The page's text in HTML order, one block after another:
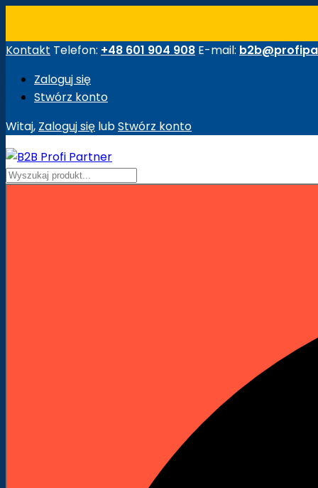
Kontakt Telefon: +48 601 904 908 E-mail:
Zaloguj się
Stwórz konto
Witaj, Zaloguj się lubStwórz konto